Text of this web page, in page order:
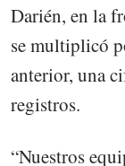
Darién, en la
se multiplicó
anterior, una
registros.
“Nuestros